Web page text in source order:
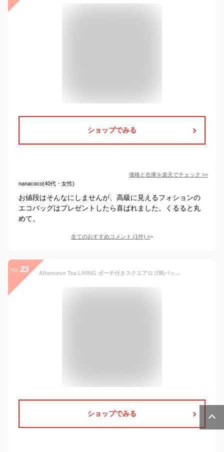
ショップでみる
価格と在庫を楽天でチェック >>
nanacoco(40代・女性)
お値段はそんなにしませんが、高級に見えるフォションの
エコバッグはプレゼントしたら喜ばれました。くるると丸
めて。
全てのおすすめコメント (1件) >
no. 23 Afternoon Tea LIVING ポーチ付きスクエアロゴ柄バッグ アフタヌーンティー・リビング バッグ エコバッグ・サブバッグ カーキ ピンク グレー
ショップでみる